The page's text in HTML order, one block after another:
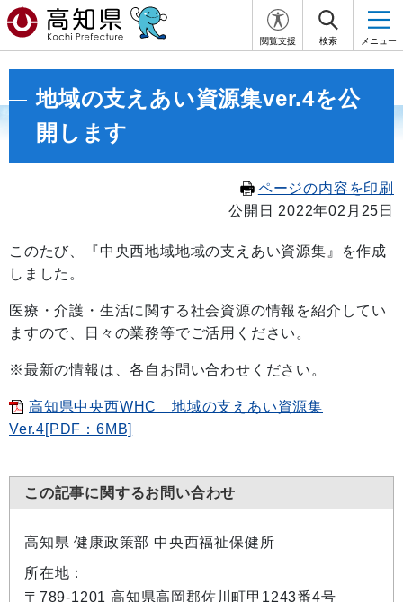
閲覧支援 検索 メニュー
地域の支えあい資源集ver.4を公
開します
ページの内容を印刷
公開日 2022年02月25日
このたび、『中央西地域地域の支えあい資源集』を作成
しました。
医療・介護・生活に関する社会資源の情報を紹介してい
ますので、日々の業務等でご活用ください。
※最新の情報は、各自お問い合わせください。
高知県中央西WHC 地域の支えあい資源集
Ver.4[PDF：6MB]
この記事に関するお問い合わせ
高知県 健康政策部 中央西福祉保健所
所在地：
〒789-1201 高知県高岡郡佐川町甲1243番4号